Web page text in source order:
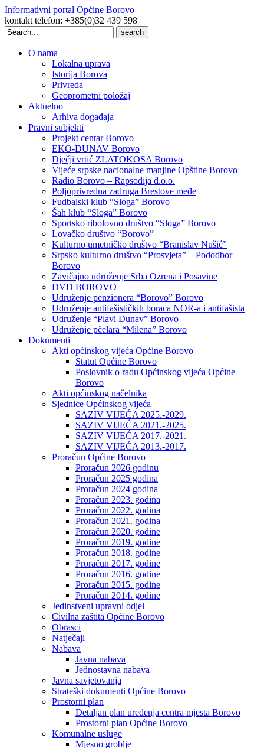
Informativni portal Općine Borovo
kontakt telefon: +385(0)32 439 598
Search
for:
O nama
Lokalna uprava
Istorija Borova
Privreda
Geoprometni položaj
Aktuelno
Arhiva događaja
Pravni subjekti
Projekt centar Borovo
EKO-DUNAV Borovo
Dječji vrtić ZLATOKOSA Borovo
Vijeće srpske nacionalne manjine Opštine Borovo
Radio Borovo – Rapsodija d.o.o.
Poljoprivredna zadruga Brestove međe
Fudbalski klub “Sloga” Borovo
Šah klub “Sloga” Borovo
Sportsko ribolovno društvo “Sloga” Borovo
Lovačko društvo “Borovo”
Kulturno umetničko društvo “Branislav Nušić”
Srpsko kulturno društvo “Prosvjeta” – Pododbor
Borovo
Zavičajno udruženje Srba Ozrena i Posavine
DVD BOROVO
Udruženje penzionera “Borovo” Borovo
Udruženje antifašističkih boraca NOR-a i antifašista
Udruženje “Plavi Dunav” Borovo
Udruženje pčelara “Milena” Borovo
Dokumenti
Akti općinskog vijeća Općine Borovo
Statut Općine Borovo
Poslovnik o radu Općinskog vijeća Općine
Borovo
Akti općinskog načelnika
Sjednice Općinskog vijeća
SAZIV VIJEĆA 2025.-2029.
SAZIV VIJEĆA 2021.-2025.
SAZIV VIJEĆA 2017.-2021.
SAZIV VIJEĆA 2013.-2017.
Proračun Općine Borovo
Proračun 2026 godinu
Proračun 2025 godina
Proračun 2024 godina
Proračun 2023. godina
Proračun 2022. godina
Proračun 2021. godina
Proračun 2020. godine
Proračun 2019. godine
Proračun 2018. godine
Proračun 2017. godine
Proračun 2016. godine
Proračun 2015. godine
Proračun 2014. godine
Jedinstveni upravni odjel
Civilna zaštita Općine Borovo
Obrasci
Natječaji
Nabava
Javna nabava
Jednostavna nabava
Javna savjetovanja
Strateški dokumenti Općine Borovo
Prostorni plan
Detaljan plan uređenja centra mjesta Borovo
Prostorni plan Općine Borovo
Komunalne usluge
Mjesno groblje